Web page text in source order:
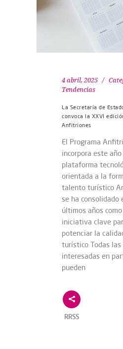
4 abril, 2025
Tendencias
La Secretaría de
convoca la XXVI
Anfitriones
El Programa
incorpora este
plataforma
orientada a la
talento turístico
se ha consolidado
últimos años
iniciativa clave
potenciar la
turístico Todas las
interesadas en
pueden
RRSS